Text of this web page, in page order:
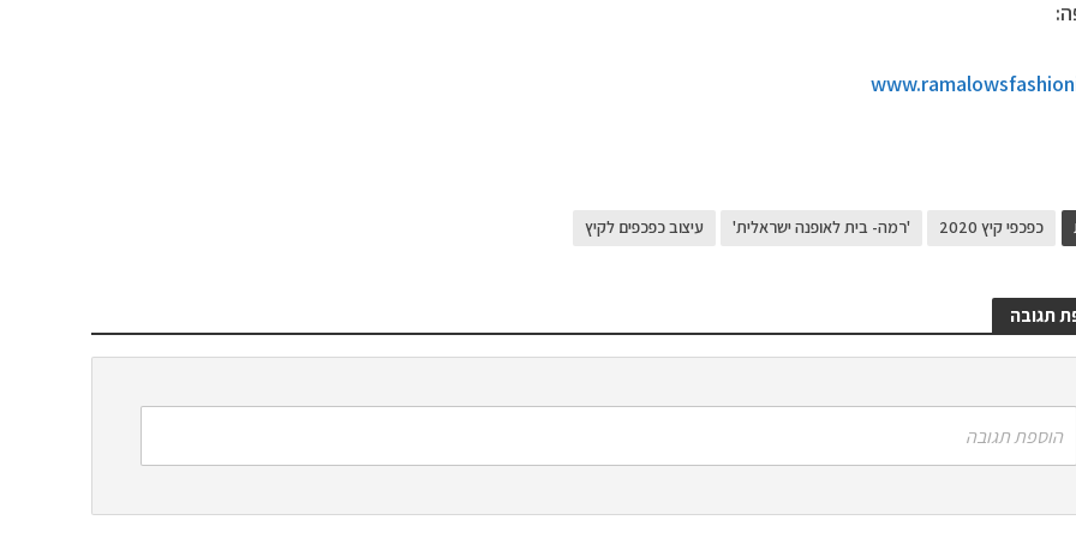
כפכפי קיץ 2020 'רמה- בית לאופנה ישראלית' עיצוב כפכפים לקיץ
תגובה
הוספת תגובה